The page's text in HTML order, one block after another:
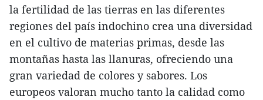
la fertilidad de las tierras en las diferentes
regiones del país indochino crea una diversidad
en el cultivo de materias primas, desde las
montañas hasta las llanuras, ofreciendo una
gran variedad de colores y sabores. Los
europeos valoran mucho tanto la calidad como